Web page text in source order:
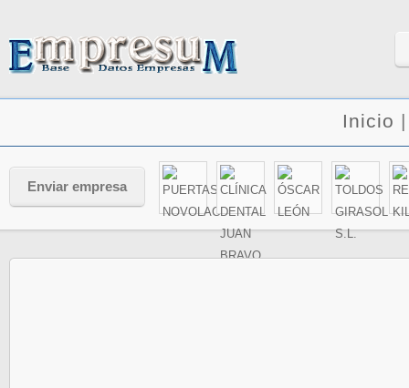
Inicio
Enviar empresa